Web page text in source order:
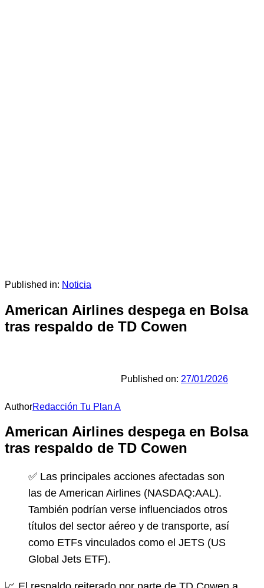
Published in: Noticia
American Airlines despega en Bolsa
tras respaldo de TD Cowen
AuthorRedacción Tu Plan A
Published on: 27/01/2026
American Airlines despega en Bolsa
tras respaldo de TD Cowen
✅ Las principales acciones afectadas son
las de American Airlines (NASDAQ:AAL).
También podrían verse influenciados otros
títulos del sector aéreo y de transporte, así
como ETFs vinculados como el JETS (US
Global Jets ETF).